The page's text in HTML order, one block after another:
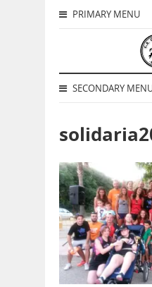
PRIMARY MENU
SECONDARY